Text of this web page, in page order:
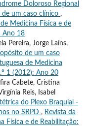
Doloroso Regional
um caso clínico ,
Medicina Física e de
Ano 18
Pereira, Jorge Laíns,
de um caso
de Medicina
1 (2012): Ano 20
Cabete, Cristina
Reis, Isabel
do Plexo Braquial -
no SRPD , Revista da
Física e de Reabilitação: